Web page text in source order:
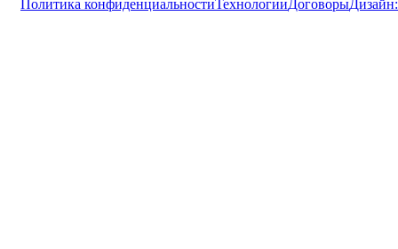
Политика конфиденциальностиТехнологииДоговорыДизайн: